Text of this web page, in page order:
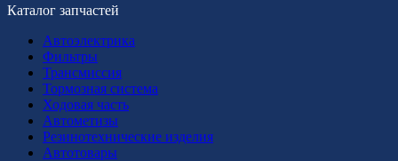
Каталог запчастей
Автоэлектрика
Фильтры
Трансмиссия
Тормозная система
Ходовая часть
Автометизы
Резинотехнические изделия
Автотовары